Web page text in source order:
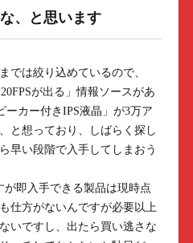
、と思います
は絞り込めているので、
が出る」情報ソースがあ
ーカー付きIPS液晶」が3万ア
と想っており、しばらく探し
早い段階で入手してしまおう
即入手できる製品は現時点
仕方がないんですが必要以上
いですし、出たら買い逃さな